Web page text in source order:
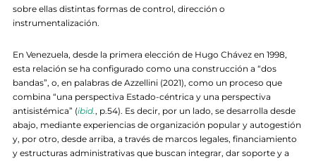
sobre ellas distintas formas de control, dirección o
instrumentalización.
En Venezuela, desde la primera elección de Hugo Chávez en 1998,
esta relación se ha configurado como una construcción a “dos
bandas”, o, en palabras de Azzellini (2021), como un proceso que
combina “una perspectiva Estado-céntrica y una perspectiva
antisistémica” (ibid., p.54). Es decir, por un lado, se desarrolla desde
abajo, mediante experiencias de organización popular y autogestión
y, por otro, desde arriba, a través de marcos legales, financiamiento
y estructuras administrativas que buscan integrar, dar soporte y a